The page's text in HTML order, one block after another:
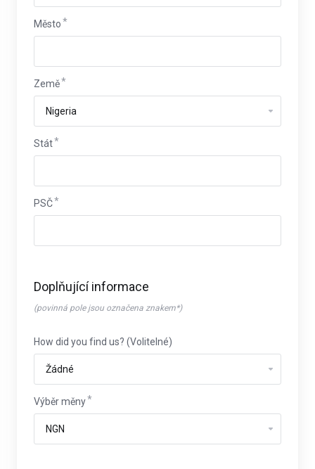
Město
Země
Stát
PSČ
Doplňující informace
(povinná pole jsou označena znakem*)
How did you find us? (Volitelné)
Výběr měny